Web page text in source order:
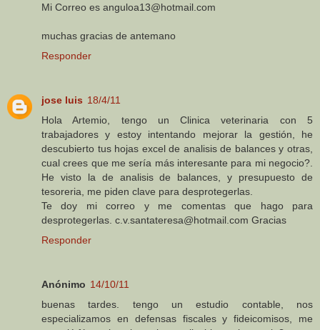
Mi Correo es anguloa13@hotmail.com
muchas gracias de antemano
Responder
jose luis 18/4/11
Hola Artemio, tengo un Clinica veterinaria con 5
trabajadores y estoy intentando mejorar la gestión, he
descubierto tus hojas excel de analisis de balances y otras,
cual crees que me sería más interesante para mi negocio?.
He visto la de analisis de balances, y presupuesto de
tesoreria, me piden clave para desprotegerlas.
Te doy mi correo y me comentas que hago para
desprotegerlas. c.v.santateresa@hotmail.com Gracias
Responder
Anónimo 14/10/11
buenas tardes. tengo un estudio contable, nos
especializamos en defensas fiscales y fideicomisos, me